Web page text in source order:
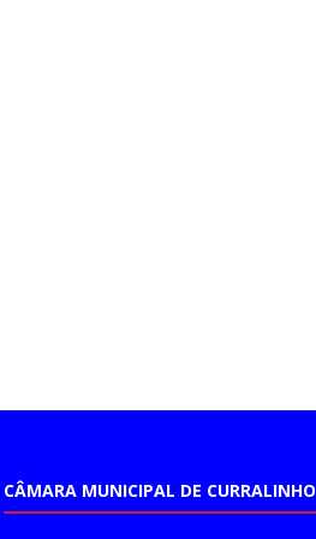
CÂMARA MUNICIPAL DE CURRALINHO